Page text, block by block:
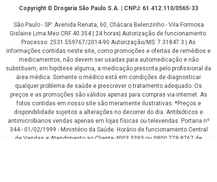
CopyrightCopyright © Drogaria São Paulo S.A. | CNPJ: 61.412.110/0565-33
São Paulo - SP: Avenida Renata, 60, Chácara Belenzinho - Vila Formosa
Gislaine Lima Meo CRF 40.354 | 24 horas| Autorização de funcionamento:
Processo: 2531.559767/2014-90 Autorização/MS: 7.31847.3 | As
informações contidas neste site, como promoções e ofertas de remédios e
medicamentos, não devem ser usadas para automedicação e não
substituem, em hipótese alguma, a medicação prescrita pelo profissional da
área médica. Somente o médico está em condições de diagnosticar
qualquer problema de saúde e prescrever o tratamento adequado. Os
preços e as promoções são válidos apenas para compras via internet. As
fotos contidas em nosso site são meramente ilustrativas. *Preços e
disponibilidade sujeitos a alterações no decorrer do dia. Antibióticos e
antimicrobianos vendas apenas em lojas físicas ou televendas. Portaria nº
344 - 01/02/1999 - Ministério da Saúde. Horário de funcionamento Central
de Vendas e Atendimento ao Cliente 4003 3393 ou 0800 779 8767 de